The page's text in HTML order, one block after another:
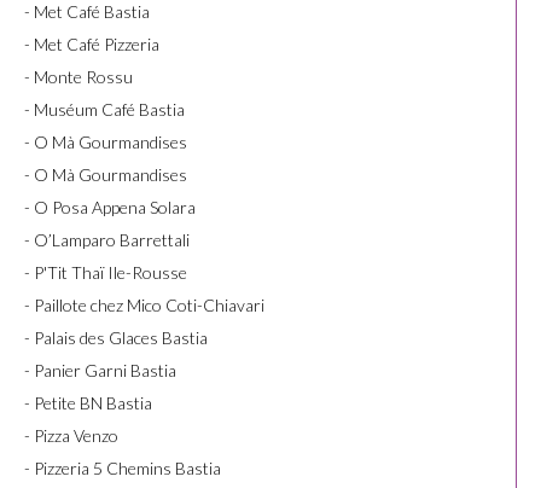
- Met Café Bastia
- Met Café Pizzeria
- Monte Rossu
- Muséum Café Bastia
- O Mà Gourmandises
- O Mà Gourmandises
- O Posa Appena Solara
- O’Lamparo Barrettali
- P'Tit Thaï Ile-Rousse
- Paillote chez Mico Coti-Chiavari
- Palais des Glaces Bastia
- Panier Garni Bastia
- Petite BN Bastia
- Pizza Venzo
- Pizzeria 5 Chemins Bastia